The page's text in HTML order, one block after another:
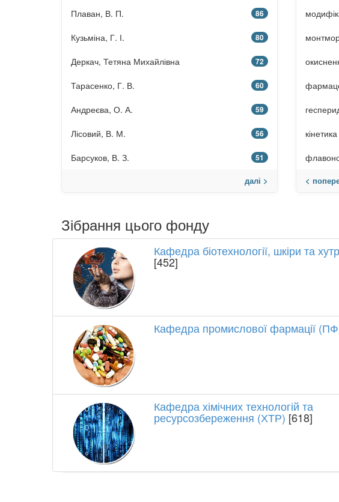
Плаван, В. П. 86
Кузьміна, Г. І. 80
Деркач, Тетяна Михайлівна 72
Тарасенко, Г. В. 60
Андреєва, О. А. 59
Лісовий, В. М. 56
Барсуков, В. З. 51
далі >
кінетика
<
Зібрання цього фонду
Кафедра біотехнології, шкіри та
[452]
Кафедра промислової фармації
Кафедра хімічних технологій та
ресурсозбереження (ХТР) [618]